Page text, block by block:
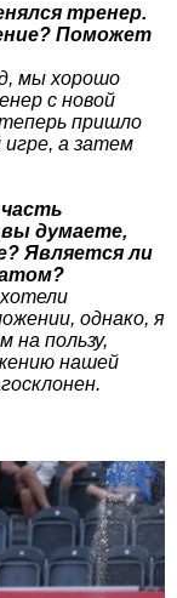
тренер.
Поможет
мы хорошо
с новой
пришло
игре, а затем
вы думаете,
Является ли
однако, я
на пользу,
нашей